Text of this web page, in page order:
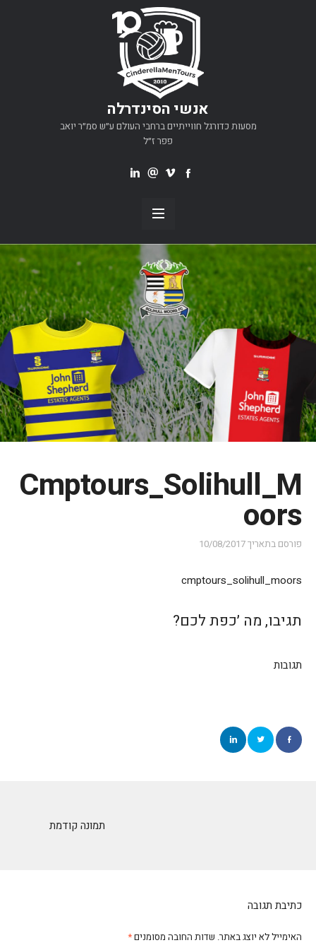
אנשי הסינדרלה
מסעות כדורגל חווייתיים ברחבי העולם ע״ש סמ״ר יואב
פפר ז״ל
Cmptours_Solihull_M
oors
פורסם בתאריך10/08/2017
cmptours_solihull_moors
תגיבו, מה ׳כפת לכם?
תגובות
תמונה קודמת
כתיבת תגובה
האימייל לא יוצג באתר. שדות החובה מסומנים*